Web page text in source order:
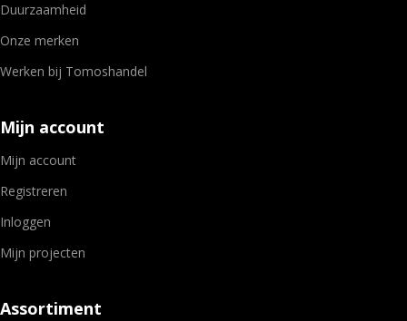
Duurzaamheid
Onze merken
Werken bij Tomoshandel
Mijn account
Mijn account
Registreren
Inloggen
Mijn projecten
Assortiment